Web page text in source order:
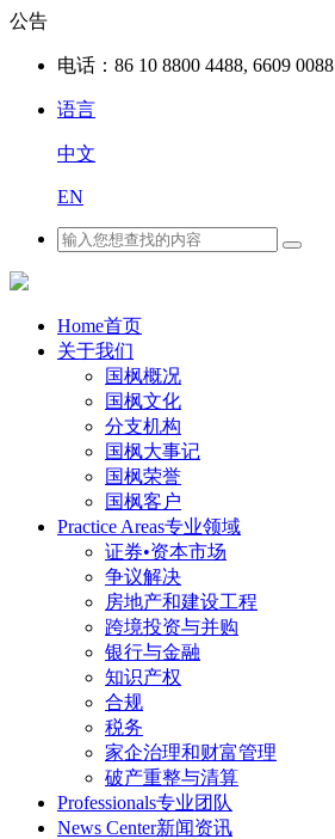
公告
电话： 86 10 8800 4488, 6609 0088
语言
中文
EN
Home首页
关于我们
国枫概况
国枫文化
分支机构
国枫大事记
国枫荣誉
国枫客户
Practice Areas专业领域
证券•资本市场
争议解决
房地产和建设工程
跨境投资与并购
银行与金融
知识产权
合规
税务
家企治理和财富管理
破产重整与清算
Professionals专业团队
News Center新闻资讯